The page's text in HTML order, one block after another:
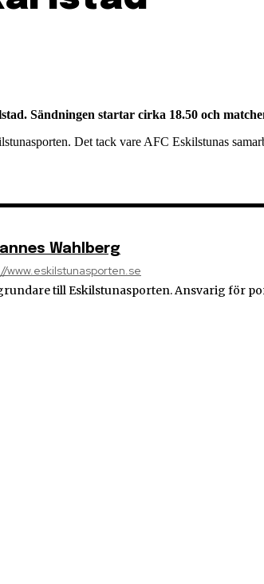
Sändningen startar cirka 18.50 och
Det tack vare AFC Eskilstunas
Wahlberg
www.eskilstunasporten.se
till Eskilstunasporten. Ansvarig för